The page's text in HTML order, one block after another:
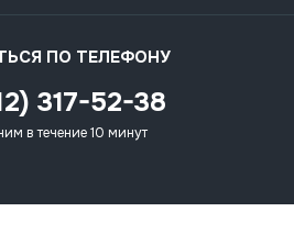
ПО ТЕЛЕФОНУ
317-52-38
в течение 10 минут